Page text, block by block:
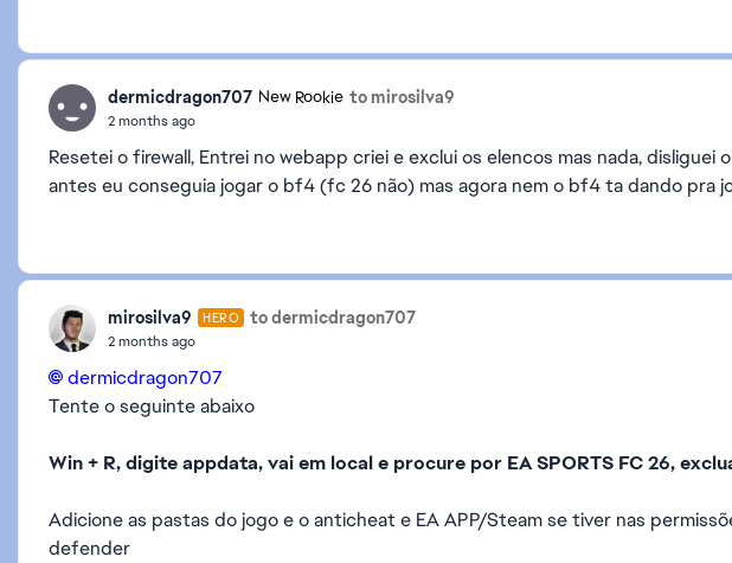
dermicdragon707 New Rookie to mirosilva9
2 months ago
Resetei o firewall, Entrei no webapp criei e exclui os elencos mas nada, disliguei
antes eu conseguia jogar o bf4 (fc 26 não) mas agora nem o bf4 ta dando pra
mirosilva9 HERO to dermicdragon707
2 months ago
dermicdragon707​
Tente o seguinte abaixo
Win + R, digite appdata, vai em local e procure por EA SPORTS FC 26,
Adicione as pastas do jogo e o anticheat e EA APP/Steam se tiver nas
defender